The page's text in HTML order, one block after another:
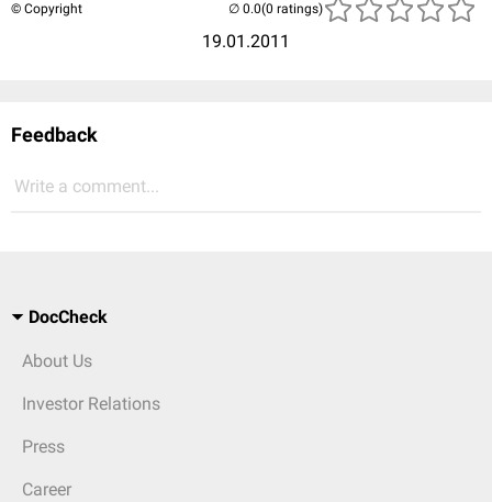
© Copyright
19.01.2011
(0 ratings)
Feedback
Write a comment...
DocCheck
About Us
Investor Relations
Press
Career